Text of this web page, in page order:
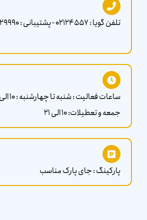
تلفن گویا : 02124557 - پشتیبانی : 22829990الی4
جمعه و تعطیلات: 10 الی ۲1
پارکینگ : جای پارک مناسب